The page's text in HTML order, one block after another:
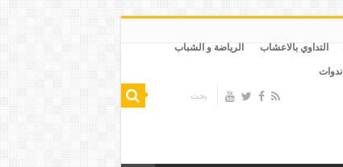
التداوي بالاعشاب الرياضة و الشباب
ندوات